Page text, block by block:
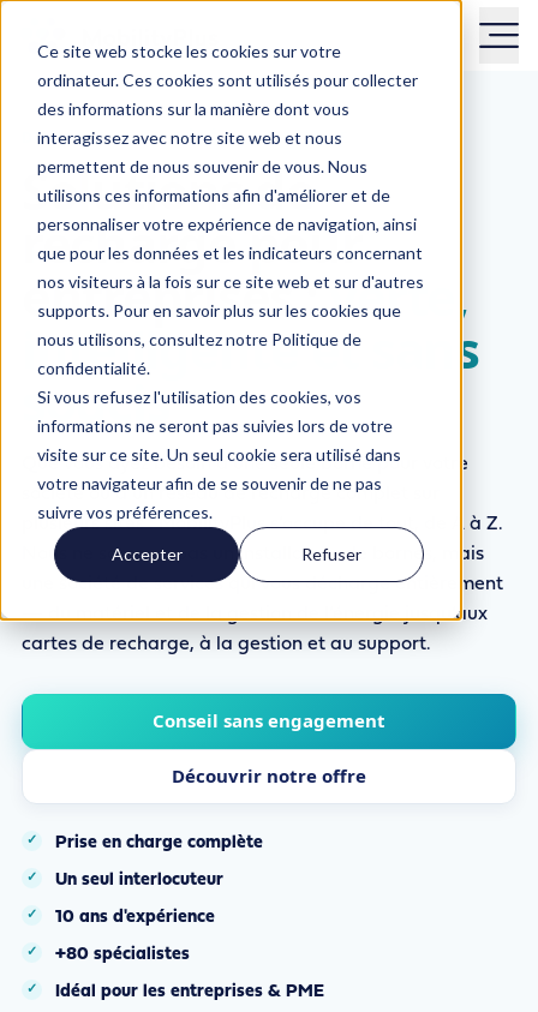
Ce site web stocke les cookies sur votre
ordinateur. Ces cookies sont utilisés pour collecter
des informations sur la manière dont vous
interagissez avec notre site web et nous
permettent de nous souvenir de vous. Nous
utilisons ces informations afin d'améliorer et de
personnaliser votre expérience de navigation, ainsi
que pour les données et les indicateurs concernant
nos visiteurs à la fois sur ce site web et sur d'autres
supports. Pour en savoir plus sur les cookies que
nous utilisons, consultez notre Politique de
confidentialité.
Si vous refusez l'utilisation des cookies, vos
informations ne seront pas suivies lors de votre
visite sur ce site. Un seul cookie sera utilisé dans
votre navigateur afin de se souvenir de ne pas
suivre vos préférences.
Accepter Refuser
DU PARKING AU DÉPÔT LOGISTIQUE
Solutions de
recharge pour
entreprises :verte,
intelligente et sans
soucis
Que vous ayez besoin d’une seule borne pour votre
société ou d’un réseau de recharge complet sur
plusieurs sites : MobilityPlus s’occupe de tout, de A à Z.
Nous ne sommes pas un installateur de bornes, mais
une société de services qui vous décharge entièrement
— du matériel et de la gestion de l’énergie jusqu’aux
cartes de recharge, à la gestion et au support.
Conseil sans engagement
Découvrir notre offre
Prise en charge complète
Un seul interlocuteur
10 ans d'expérience
+80 spécialistes
Idéal pour les entreprises & PME